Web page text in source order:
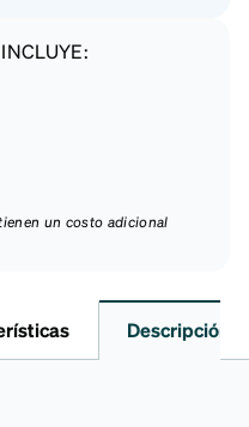
un costo adicional
Descripción